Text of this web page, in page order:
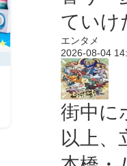
ていけ
エンタメ
2026-08-04
街中に
以上